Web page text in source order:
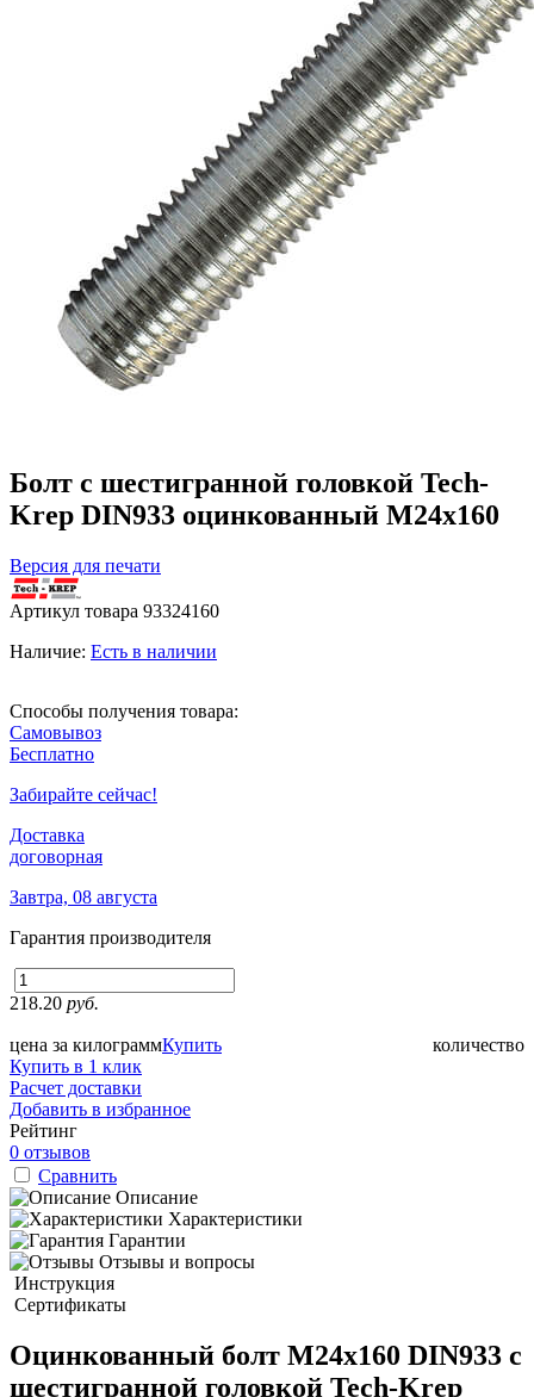
Болт с шестигранной головкой Tech-
Krep DIN933 оцинкованный М24х160
Версия для печати
Артикул товара 93324160
Наличие: Есть в наличии
Способы получения товара:
Самовывоз
Бесплатно
Забирайте сейчас!
Доставка
договорная
Завтра, 08 августа
Гарантия производителя
218.20 руб.
цена за килограмм количество
Купить
Купить в 1 клик
Расчет доставки
Добавить в избранное
Рейтинг
0 отзывов
Сравнить
Описание
Характеристики
Гарантии
Отзывы и вопросы
Инструкция
Сертификаты
Оцинкованный болт М24х160 DIN933 с
шестигранной головкой Tech-Krep